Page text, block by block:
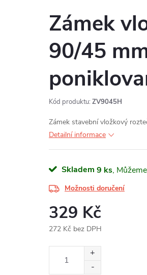
Zámek
90/45
Kód produktu: ZV9045H
Zámek stavební vložkový
Detailní informace
Skladem 9 ks
Možnosti doručení
329 Kč
272 Kč bez DPH